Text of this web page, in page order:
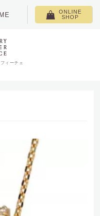
ONLINE
SHOP
ィーチェ